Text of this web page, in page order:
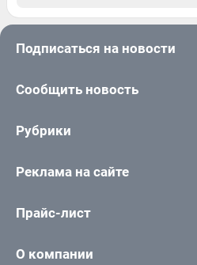
Подписаться на новости
Сообщить новость
Рубрики
Реклама на сайте
Прайс-лист
О компании